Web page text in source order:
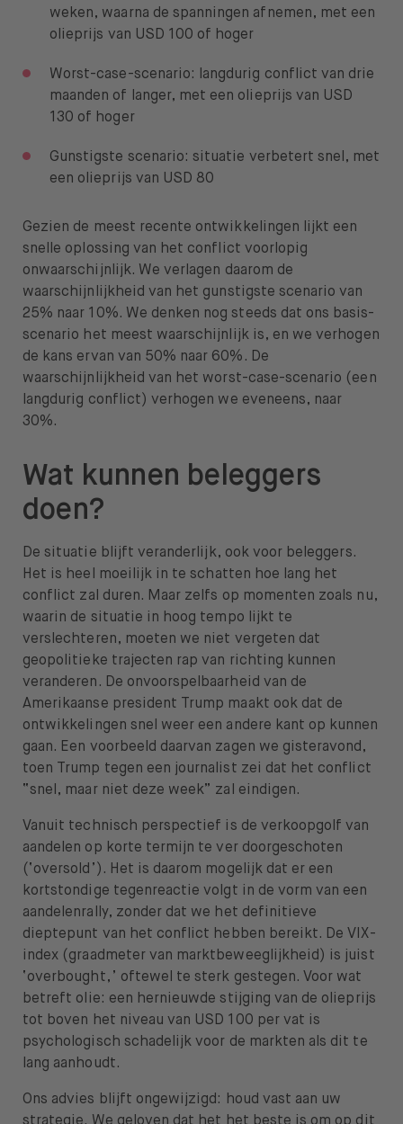
weken, waarna de spanningen afnemen, met een
olieprijs van USD 100 of hoger
Worst-case-scenario: langdurig conflict van drie
maanden of langer, met een olieprijs van USD
130 of hoger
Gunstigste scenario: situatie verbetert snel, met
een olieprijs van USD 80
Gezien de meest recente ontwikkelingen lijkt een
snelle oplossing van het conflict voorlopig
onwaarschijnlijk. We verlagen daarom de
waarschijnlijkheid van het gunstigste scenario van
25% naar 10%. We denken nog steeds dat ons basis-
scenario het meest waarschijnlijk is, en we verhogen
de kans ervan van 50% naar 60%. De
waarschijnlijkheid van het worst-case-scenario (een
langdurig conflict) verhogen we eveneens, naar
30%.
Wat kunnen beleggers
doen?
De situatie blijft veranderlijk, ook voor beleggers.
Het is heel moeilijk in te schatten hoe lang het
conflict zal duren. Maar zelfs op momenten zoals nu,
waarin de situatie in hoog tempo lijkt te
verslechteren, moeten we niet vergeten dat
geopolitieke trajecten rap van richting kunnen
veranderen. De onvoorspelbaarheid van de
Amerikaanse president Trump maakt ook dat de
ontwikkelingen snel weer een andere kant op kunnen
gaan. Een voorbeeld daarvan zagen we gisteravond,
toen Trump tegen een journalist zei dat het conflict
“snel, maar niet deze week” zal eindigen.
Vanuit technisch perspectief is de verkoopgolf van
aandelen op korte termijn te ver doorgeschoten
(‘oversold’). Het is daarom mogelijk dat er een
kortstondige tegenreactie volgt in de vorm van een
aandelenrally, zonder dat we het definitieve
dieptepunt van het conflict hebben bereikt. De VIX-
index (graadmeter van marktbeweeglijkheid) is juist
‘overbought,’ oftewel te sterk gestegen. Voor wat
betreft olie: een hernieuwde stijging van de olieprijs
tot boven het niveau van USD 100 per vat is
psychologisch schadelijk voor de markten als dit te
lang aanhoudt.
Ons advies blijft ongewijzigd: houd vast aan uw
strategie. We geloven dat het het beste is om op dit